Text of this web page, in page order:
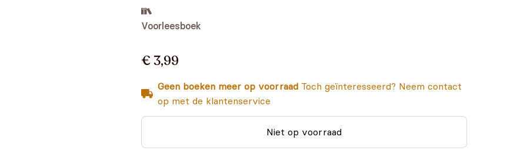
Voorleesboek
€ 3,99
Geen boeken meer op voorraad Toch geïnteresseerd? Neem contact
op met de klantenservice
Niet op voorraad